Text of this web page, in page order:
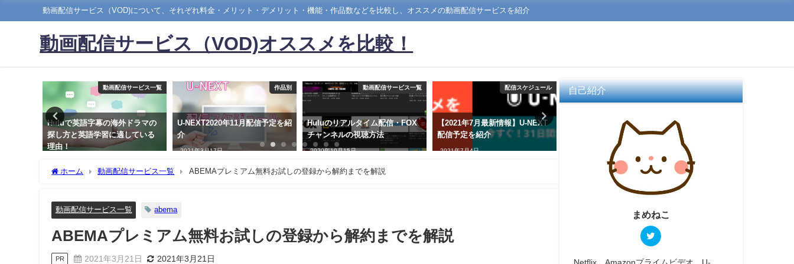
動画配信サービス（VOD)について、それぞれ料金・メリット・デメリット・機能・作品数などを比較し、オススメの動画配信サービスを紹介
動画配信サービス（VOD)オススメを比較！
動画配信サービス一覧
Huluで英語字幕の海外ドラマの
探し方と英語学習に適している
理由！
作品別
U-NEXT2020年11月配信予定を紹
介
2021年3月17日
動画配信サービス一覧
Huluのリアルタイム配信・FOX
チャンネルの視聴方法
2020年10月15日
配信スケジュール
【2021年7月最新情報】U-NEXT
配信予定を紹介
2021年7月4日
Huluが倍速再生に対応！その他
の再生機能についても調べまし
2021年1月13日
ホーム 動画配信サービス一覧 ABEMAプレミアム無料お試しの登録から解約までを解説
動画配信サービス一覧 abema
ABEMAプレミアム無料お試しの登録から解約までを解説
PR 2021年3月21日 2021年3月21日
自己紹介
まめねこ
Netflix、Amazonプライムビデオ、U-